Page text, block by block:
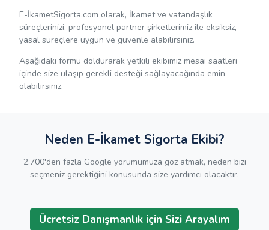
E-İkametSigorta.com olarak, İkamet ve vatandaşlık
süreçlerinizi, profesyonel partner şirketlerimiz ile eksiksiz,
yasal süreçlere uygun ve güvenle alabilirsiniz.
Aşağıdaki formu doldurarak yetkili ekibimiz mesai saatleri
içinde size ulaşıp gerekli desteği sağlayacağında emin
olabilirsiniz.
Neden E-İkamet Sigorta Ekibi?
2.700'den fazla Google yorumumuza göz atmak, neden bizi
seçmeniz gerektiğini konusunda size yardımcı olacaktır.
Ücretsiz Danışmanlık için Sizi Arayalım